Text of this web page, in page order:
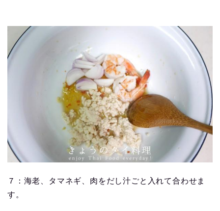
７：海老、タマネギ、肉をだし汁ごと入れて合わせま
す。